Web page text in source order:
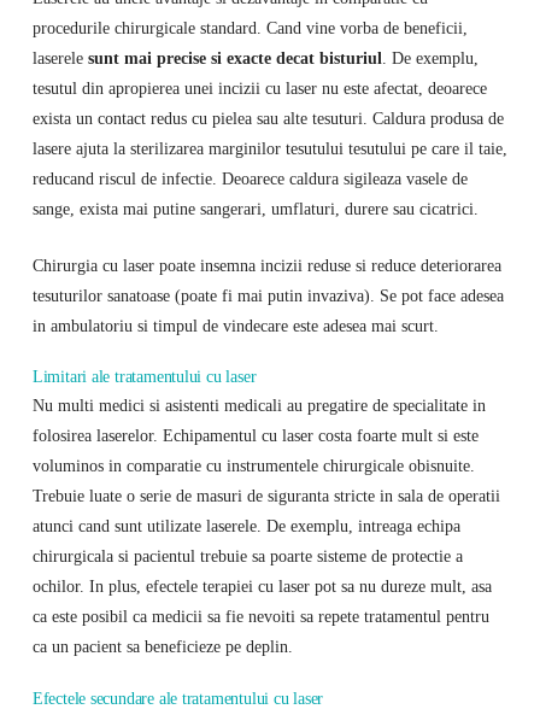
procedurile chirurgicale standard. Cand vine vorba de beneficii,
laserele sunt mai precise si exacte decat bisturiul. De exemplu,
tesutul din apropierea unei incizii cu laser nu este afectat, deoarece
exista un contact redus cu pielea sau alte tesuturi. Caldura produsa de
lasere ajuta la sterilizarea marginilor tesutului tesutului pe care il taie,
reducand riscul de infectie. Deoarece caldura sigileaza vasele de
sange, exista mai putine sangerari, umflaturi, durere sau cicatrici.
Chirurgia cu laser poate insemna incizii reduse si reduce deteriorarea
tesuturilor sanatoase (poate fi mai putin invaziva). Se pot face adesea
in ambulatoriu si timpul de vindecare este adesea mai scurt.
Limitari ale tratamentului cu laser
Nu multi medici si asistenti medicali au pregatire de specialitate in
folosirea laserelor. Echipamentul cu laser costa foarte mult si este
voluminos in comparatie cu instrumentele chirurgicale obisnuite.
Trebuie luate o serie de masuri de siguranta stricte in sala de operatii
atunci cand sunt utilizate laserele. De exemplu, intreaga echipa
chirurgicala si pacientul trebuie sa poarte sisteme de protectie a
ochilor. In plus, efectele terapiei cu laser pot sa nu dureze mult, asa
ca este posibil ca medicii sa fie nevoiti sa repete tratamentul pentru
ca un pacient sa beneficieze pe deplin.
Efectele secundare ale tratamentului cu laser